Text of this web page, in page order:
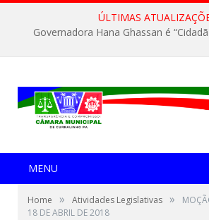
ÚLTIMAS
Governadora Hana Ghassan é
MENU
Home » Atividades Legislativas »
18 DE ABRIL DE 2018